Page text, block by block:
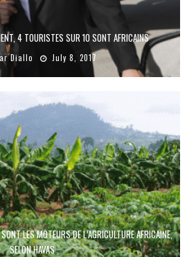
4 TOURISTES SUR 10 SONT AFRICAINS
Diallo July 8, 2017
LES MOTEURS DE L’AGRICULTURE AFRICAINE,
SELON HAVAS